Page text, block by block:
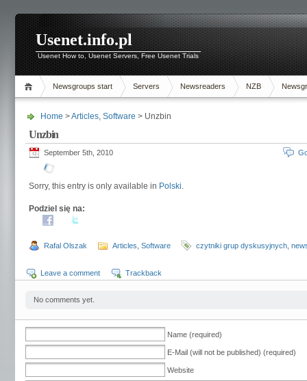
Usenet.info.pl
Usenet How to, Usenet Servers, Free Usenet Trials
Newsgroups start Servers Newsreaders NZB
Home >Articles, Software > Unzbin
Unzbin
September 5th, 2010
Sorry, this entry is only available in Polski.
Podziel się na:
Rafal Olszak Articles Software czytniki grup dyskusyjnych
Leave a comment Trackback
No comments yet.
Name (required)
E-Mail (will not be published) (required)
Website